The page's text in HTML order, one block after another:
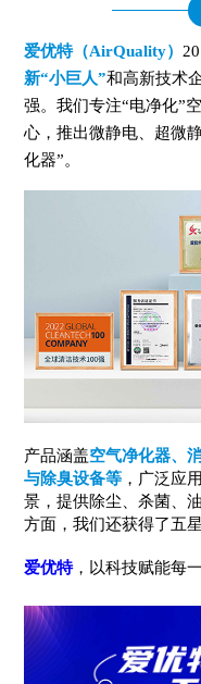
爱优特（AirQuality）
新“小巨人”和高新技术
强。我们专注“电净化”
心，推出微静电、超微
化器”。
产品涵盖空气净化器、
与除臭设备等 ，广泛应
景，提供除尘、杀菌、
方面，我们还获得了五
爱优特，以科技赋能每